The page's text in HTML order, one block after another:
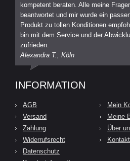
kompetent beraten. Alle meine
beantwortet und mir wurde ein
Produkt zu tollen Konditionen
bin mit dem Service und der
zufrieden.
Alexandra T., Köln
INFORMATION
AGB
Versand
Zahlung
Widerrufsrecht
Datenschutz
Mein
Meine
Über
Kontakt